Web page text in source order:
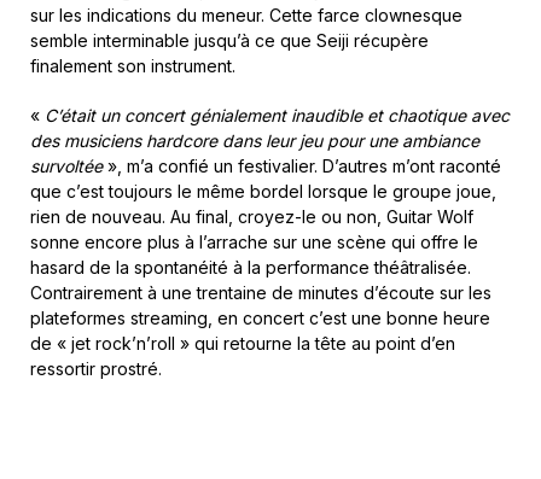
sur les indications du meneur. Cette farce clownesque
semble interminable jusqu’à ce que Seiji récupère
finalement son instrument.
« C’était un concert génialement inaudible et chaotique avec
des musiciens hardcore dans leur jeu pour une ambiance
survoltée», m’a confié un festivalier. D’autres m’ont raconté
que c’est toujours le même bordel lorsque le groupe joue,
rien de nouveau. Au final, croyez-le ou non, Guitar Wolf
sonne encore plus à l’arrache sur une scène qui offre le
hasard de la spontanéité à la performance théâtralisée.
Contrairement à une trentaine de minutes d’écoute sur les
plateformes streaming, en concert c’est une bonne heure
de « jet rock’n’roll » qui retourne la tête au point d’en
ressortir prostré.